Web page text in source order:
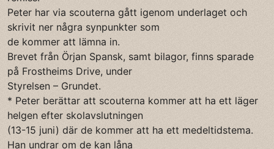
Peter har via scouterna gått igenom underlaget och
skrivit ner några synpunkter som
de kommer att lämna in.
Brevet från Örjan Spansk, samt bilagor, finns sparade
på Frostheims Drive, under
Styrelsen – Grundet.
* Peter berättar att scouterna kommer att ha ett läger
helgen efter skolavslutningen
(13-15 juni) där de kommer att ha ett medeltidstema.
Han undrar om de kan låna